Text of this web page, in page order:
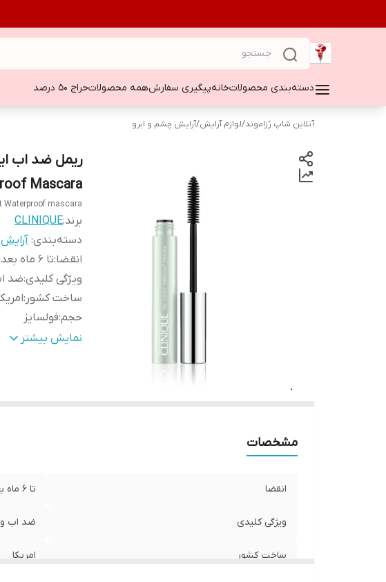
دسته‌بندی محصولاتخانهپیگیری سفارشهمه محصولاتحراج ۵۰ درصد
آنلاین شاپ رُزاموند/لوازم آرایش/آرایش چشم و ابرو
Mascara
Waterproof mascara
برند:CLINIQUE
دسته‌بندی:
انقضا:تا 6 ماه بعد از باز کردن درب محصول
ویژگی کلیدی:ضد
ساخت کشور :
حجم:فولسایز
اصالت کالا:اصلنمایش بیشتر
مشخصات
انقضا تا 6 ماه بعد از باز کردن درب محصول
ویژگی کلیدی ضد اب و
ساخت کشور امریکا